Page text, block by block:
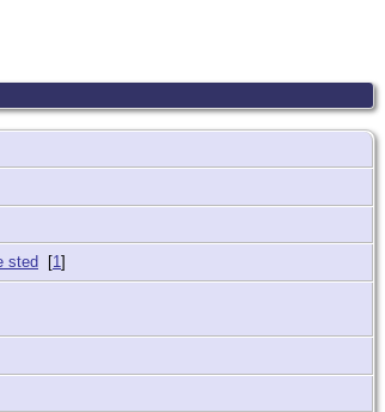
[1]